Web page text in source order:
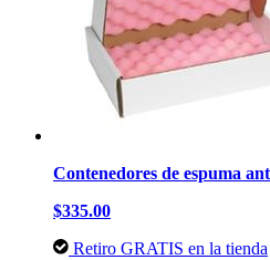
Contenedores de espuma
$335.00
Retiro GRATIS en la tienda